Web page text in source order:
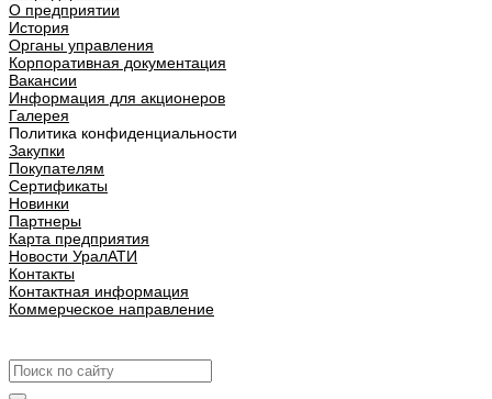
О предприятии
История
Органы управления
Корпоративная документация
Вакансии
Информация для акционеров
Галерея
Политика конфиденциальности
Закупки
Покупателям
Сертификаты
Новинки
Партнеры
Карта предприятия
Новости УралАТИ
Контакты
Контактная информация
Коммерческое направление